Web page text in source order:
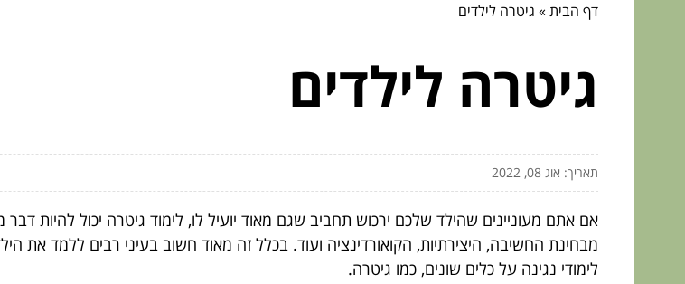
דף הבית» גיטרה לילדים
גיטרה לילדים
תאריך: אוג 08, 2022
אם אתם מעוניינים שהילד שלכם ירכוש תחביב שגם מאוד יועיל לו, לימוד גיטרה יכול להיות
מבחינת החשיבה, היצירתיות, הקואורדינציה ועוד. בכלל זה מאוד חשוב בעיני רבים ללמד את
לימודי נגינה על כלים שונים, כמו גיטרה.